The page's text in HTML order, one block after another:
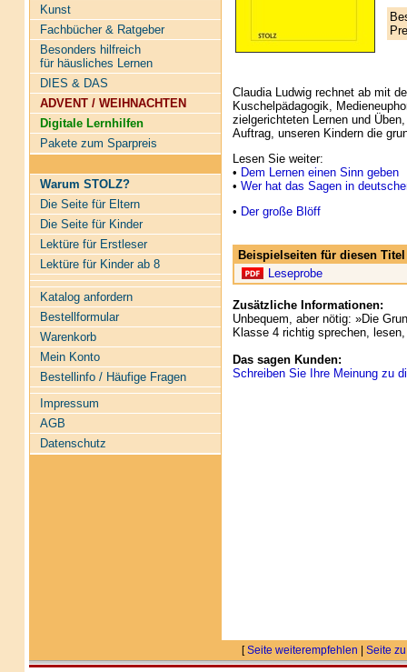
Kunst
Fachbücher & Ratgeber
Besonders hilfreich
für häusliches Lernen
DIES & DAS
ADVENT / WEIHNACHTEN
Digitale Lernhilfen
Pakete zum Sparpreis
Warum STOLZ?
Die Seite für Eltern
Die Seite für Kinder
Lektüre für Erstleser
Lektüre für Kinder ab 8
Katalog anfordern
Bestellformular
Warenkorb
Mein Konto
Bestellinfo / Häufige Fragen
Impressum
AGB
Datenschutz
Claudia Ludwig rechnet ab mit
Kuschelpädagogik,
zielgerichteten Lernen und
Auftrag, unseren Kindern die
Lesen Sie weiter:
• Dem Lernen einen Sinn geben
• Wer hat das Sagen in
• Der große Blöff
Beispielseiten für diesen
Leseprobe
Zusätzliche Informationen:
Unbequem, aber nötig: »Die
Klasse 4 richtig sprechen,
Das sagen Kunden:
Schreiben Sie Ihre Meinung zu
[Seite weiterempfehlen Seite